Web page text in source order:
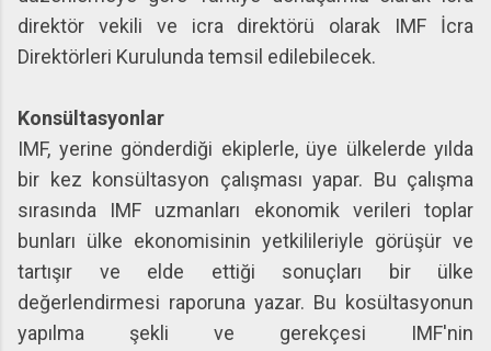
direktör vekili ve icra direktörü olarak IMF İcra
Direktörleri Kurulunda temsil edilebilecek.
Konsültasyonlar
IMF, yerine gönderdiği ekiplerle, üye ülkelerde yılda
bir kez konsültasyon çalışması yapar. Bu çalışma
sırasında IMF uzmanları ekonomik verileri toplar
bunları ülke ekonomisinin yetkilileriyle görüşür ve
tartışır ve elde ettiği sonuçları bir ülke
değerlendirmesi raporuna yazar. Bu kosültasyonun
yapılma şekli ve gerekçesi IMF'nin